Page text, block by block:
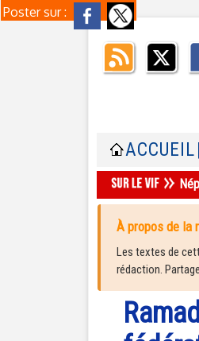
Poster sur :
ACCUEIL
À propos de la
Les textes de
rédaction.